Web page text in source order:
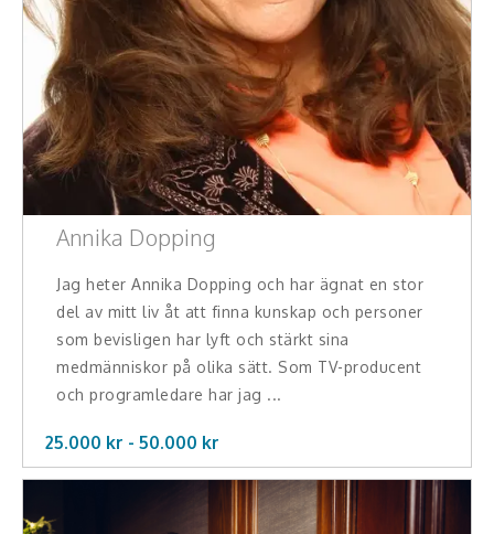
Annika Dopping
Jag heter Annika Dopping och har ägnat en stor
del av mitt liv åt att finna kunskap och personer
som bevisligen har lyft och stärkt sina
medmänniskor på olika sätt. Som TV-producent
och programledare har jag ...
25.000 kr - 50.000 kr